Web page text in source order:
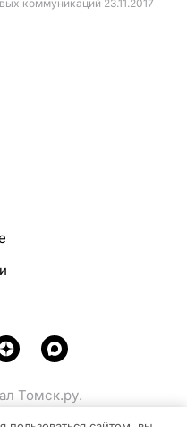
коммуникаций 23.11.2017
Томск.ру.